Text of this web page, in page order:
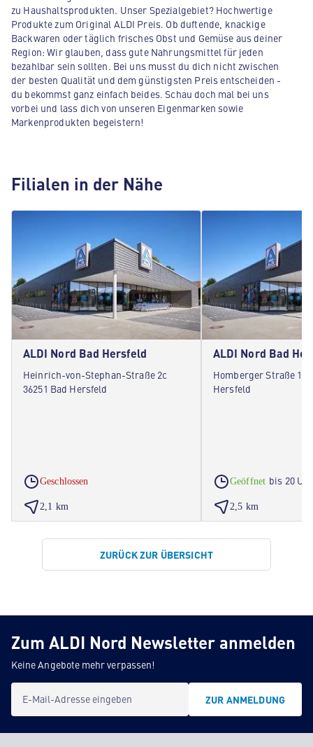
zu Haushaltsprodukten. Unser Spezialgebiet? Hochwertige
Produkte zum Original ALDI Preis. Ob duftende, knackige
Backwaren oder täglich frisches Obst und Gemüse aus deiner
Region: Wir glauben, dass gute Nahrungsmittel für jeden
bezahlbar sein sollten. Bei uns musst du dich nicht zwischen
der besten Qualität und dem günstigsten Preis entscheiden -
du bekommst ganz einfach beides. Schau doch mal bei uns
vorbei und lass dich von unseren Eigenmarken sowie
Markenprodukten begeistern!
Filialen in der Nähe
ALDI Nord Bad Hersfeld
Heinrich-von-Stephan-Straße 2c
36251 Bad Hersfeld
Geschlossen
2,1 km
ALDI Nord Bad
Homberger Straße
Hersfeld
Geöffnet bis 20
2,5 km
ZURÜCK ZUR ÜBERSICHT
Zum ALDI Nord Newsletter anmelden
Keine Angebote mehr verpassen!
E-Mail-Adresse eingeben ZUR ANMELDUNG